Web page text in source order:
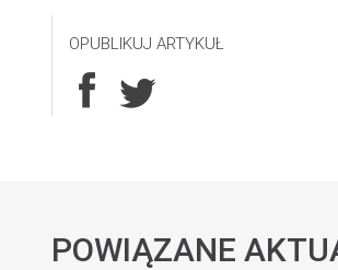
OPUBLIKUJ ARTYKUŁ
POWIĄZANE